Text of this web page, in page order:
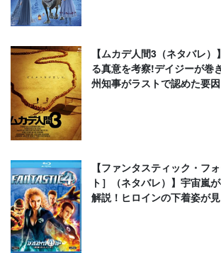
【ムカデ人間3（ネタバレ
る真意を考察!デイジーが巻
州知事がラストで認めた要
【ファンタスティック・フ
ト］（ネタバレ）】宇宙嵐
解説！ヒロインの下着姿が